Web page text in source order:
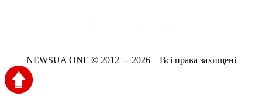
NEWSUA ONE © 2012 - 2026 Всі права захищені